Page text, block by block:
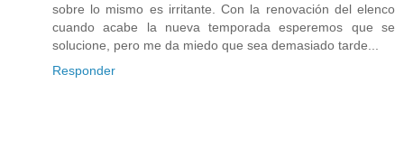
sobre lo mismo es irritante. Con la renovación del elenco
cuando acabe la nueva temporada esperemos que se
solucione, pero me da miedo que sea demasiado tarde...
Responder